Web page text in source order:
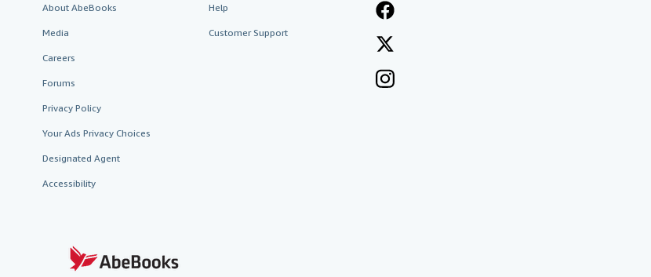
About AbeBooks
Media
Careers
Forums
Privacy Policy
Your Ads Privacy Choices
Designated Agent
Accessibility
Help
Customer Support